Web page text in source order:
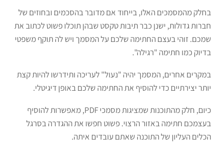
בחלק מהמסמכים האלו, בייחוד אם מדובר בהסכמים ובחוזים של
חברות גדולות, ישנן כבר תיבות טקסט שבהן תוכלו פשוט לכתוב את
שמכם. זוהי בעצם החתימה שלכם על המסמך ויש לה תוקף משפטי
בדיוק כמו חתימה "רגילה".
במקרים אחרים, המסמך יהיה "נעול" לעריכה ותידרשו להיות קצת
יותר יצירתיים כדי להוסיף את החתימה שלכם באופן דיגיטלי.
כיום, חלק מהתוכנות שמציגות מסמכי PDF, מאפשרות להוסיף
בעצמכם חתימה באזור הרצוי. פשוט חפשו את ההגדרה בסרגל
הכלים העליון של התוכנה שאתם עובדים איתה.